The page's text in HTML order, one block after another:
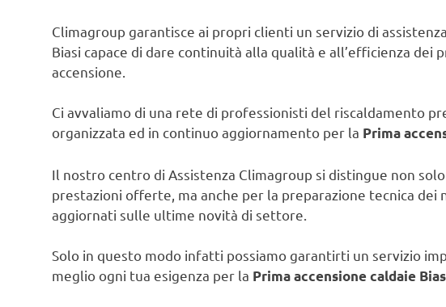
Climagroup garantisce ai propri clienti un servizio di
Biasi capace di dare continuità alla qualità e all’efficienza
accensione.
Ci avvaliamo di una rete di professionisti del riscaldamento
organizzata ed in continuo aggiornamento per la Prima
Il nostro centro di Assistenza Climagroup si distingue non
prestazioni offerte, ma anche per la preparazione tecnica dei
aggiornati sulle ultime novità di settore.
Solo in questo modo infatti possiamo garantirti un servizio
meglio ogni tua esigenza per la Prima accensione caldaie